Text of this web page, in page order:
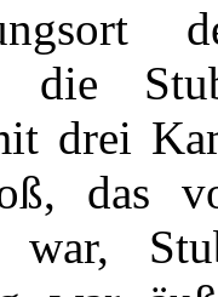
die
drei
das
war,